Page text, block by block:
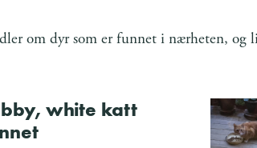
om dyr som er funnet i nærheten, og
white katt